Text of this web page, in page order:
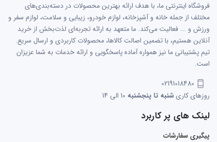
فروشگاه اینترنتی ما، با هدف ارائه بهترین محصولات در دسته‌بندی‌های
مختلف از جمله خانه و آشپزخانه، لوازم خودرو، زیبایی و سلامت، لوازم سفر و
ورزش و ... فعالیت می‌کند. ما متعهد به ارائه تجربه‌ای لذت‌بخش از خرید
آنلاین هستیم، با تضمین اصالت کالاها، محصولات کاربردی و ارسال سریع.
تیم پشتیبانی ما نیز همواره آماده پاسخگویی و ارائه خدمات به شما عزیزان
است.
02191018480
روزهای کاریشنبه تا پنجشنبه
لینک های پر کاربرد
پیگیری سفارشات